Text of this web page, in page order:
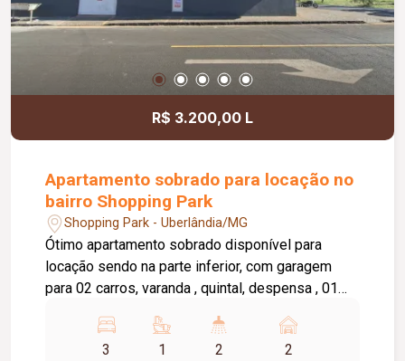
R$ 3.200,00 L
Apartamento sobrado para locação no
bairro Shopping Park
Shopping Park - Uberlândia/MG
Ótimo apartamento sobrado disponível para
locação sendo na parte inferior, com garagem
para 02 carros, varanda , quintal, despensa , 01
01 quarto com 01 guarda roupa, 01 suite, sacada,
02 salas, cozinha com armário sob a pia,
3 1 2 2